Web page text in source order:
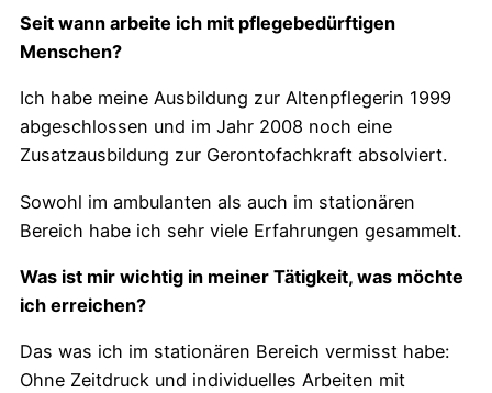
Seit wann arbeite ich mit pflegebedürftigen
Menschen?
Ich habe meine Ausbildung zur Altenpflegerin 1999
abgeschlossen und im Jahr 2008 noch eine
Zusatzausbildung zur Gerontofachkraft absolviert.
Sowohl im ambulanten als auch im stationären
Bereich habe ich sehr viele Erfahrungen gesammelt.
Was ist mir wichtig in meiner Tätigkeit, was möchte
ich erreichen?
Das was ich im stationären Bereich vermisst habe:
Ohne Zeitdruck und individuelles Arbeiten mit